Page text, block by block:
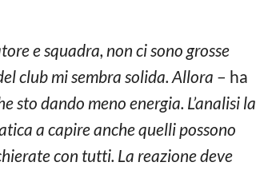
e squadra, non ci sono grosse
club mi sembra solida. Allora – ha
sto dando meno energia. L’analisi la
a capire anche quelli possono
con tutti. La reazione deve